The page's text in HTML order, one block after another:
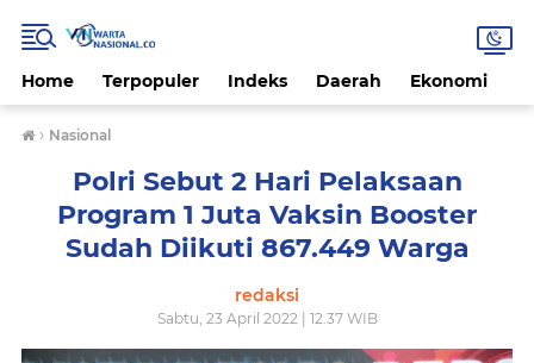
Home Terpopuler Indeks Daerah Ekonomi
› Nasional
Polri Sebut 2 Hari Pelaksaan
Program 1 Juta Vaksin Booster
Sudah Diikuti 867.449 Warga
redaksi
Sabtu, 23 April 2022 | 12.37 WIB